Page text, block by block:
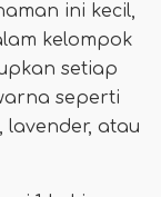
ini kecil,
kelompok
setiap
seperti
lavender, atau